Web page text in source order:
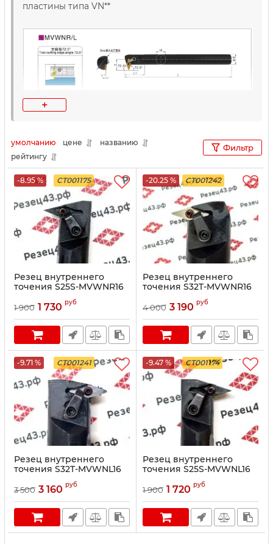
пластины типа VN**
+
умолчанию цене
названию
рейтингу
Фильтр
-8.95 % CT001175
Резец внутреннего
точения S25S-MVWNR16
1 900 1 730 руб
-20.25 % CT001242
Резец внутреннего
точения S32T-MVWNR16
4 000 3 190 руб
-9.71 % CT001241
Резец внутреннего
точения S32T-MVWNL16
3 500 3 160 руб
-9.47 % CT001174
Резец внутреннего
точения S25S-MVWNL16
1 900 1 720 руб